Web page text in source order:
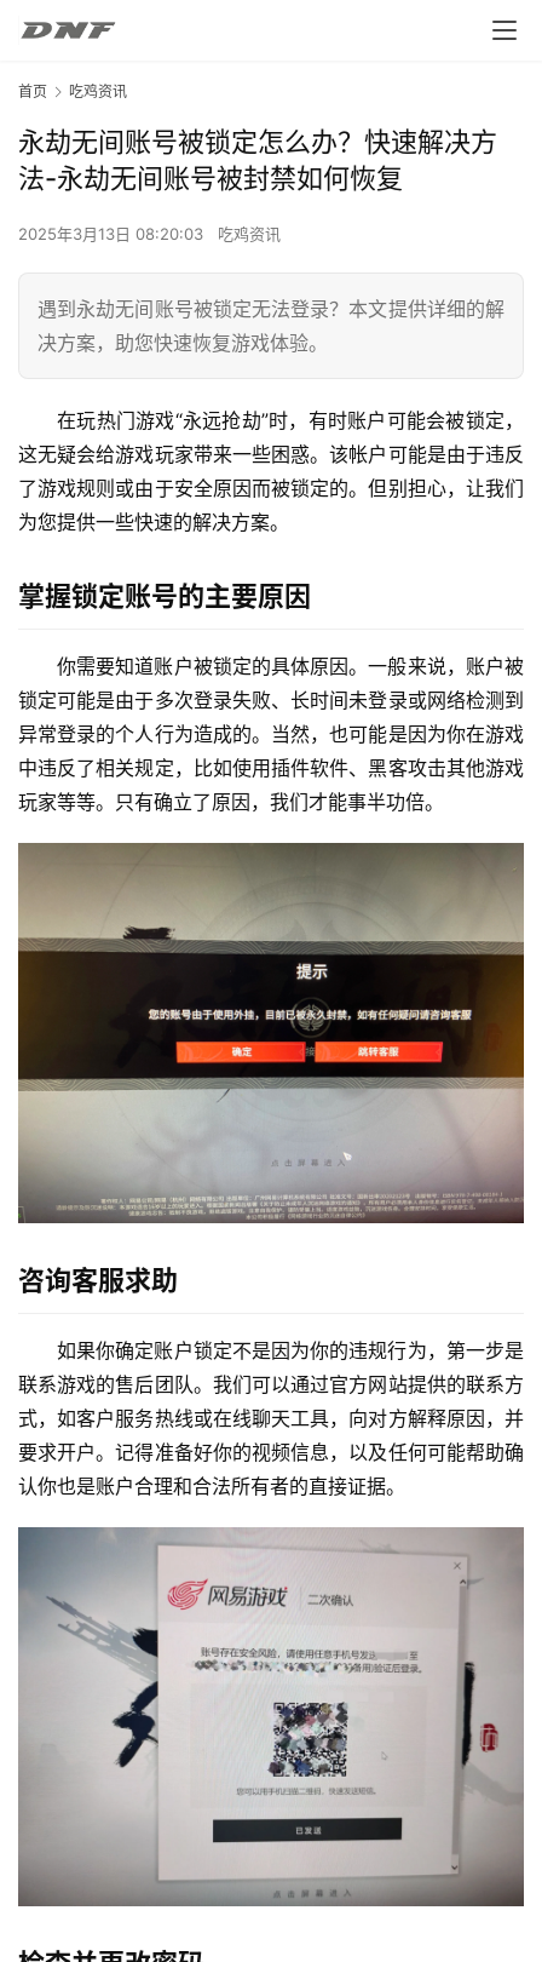
首页 吃鸡资讯
永劫无间账号被锁定怎么办？快速解决方
法-永劫无间账号被封禁如何恢复
2025年3月13日 08:20:03 吃鸡资讯
遇到永劫无间账号被锁定无法登录？本文提供详细的解
决方案，助您快速恢复游戏体验。
在玩热门游戏“永远抢劫”时，有时账户可能会被锁定，
这无疑会给游戏玩家带来一些困惑。该帐户可能是由于违反
了游戏规则或由于安全原因而被锁定的。但别担心，让我们
为您提供一些快速的解决方案。
掌握锁定账号的主要原因
你需要知道账户被锁定的具体原因。一般来说，账户被
锁定可能是由于多次登录失败、长时间未登录或网络检测到
异常登录的个人行为造成的。当然，也可能是因为你在游戏
中违反了相关规定，比如使用插件软件、黑客攻击其他游戏
玩家等等。只有确立了原因，我们才能事半功倍。
咨询客服求助
如果你确定账户锁定不是因为你的违规行为，第一步是
联系游戏的售后团队。我们可以通过官方网站提供的联系方
式，如客户服务热线或在线聊天工具，向对方解释原因，并
要求开户。记得准备好你的视频信息，以及任何可能帮助确
认你也是账户合理和合法所有者的直接证据。